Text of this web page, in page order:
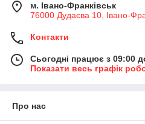
м. Івано-Франківськ
76000 Дудаєва 10, Івано-
Контакти
Сьогодні працює з 09:00
Показати весь графік
Про нас